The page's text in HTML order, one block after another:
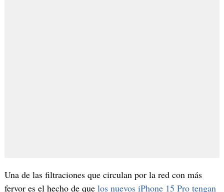
Una de las filtraciones que circulan por la red con más
fervor es el hecho de que los nuevos iPhone 15 Pro tengan